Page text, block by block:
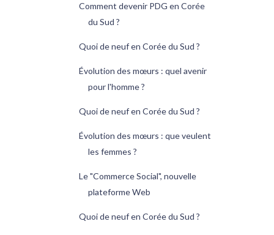
Comment devenir PDG en Corée
du Sud ?
Quoi de neuf en Corée du Sud ?
Évolution des mœurs : quel avenir
pour l'homme ?
Quoi de neuf en Corée du Sud ?
Évolution des mœurs : que veulent
les femmes ?
Le "Commerce Social", nouvelle
plateforme Web
Quoi de neuf en Corée du Sud ?